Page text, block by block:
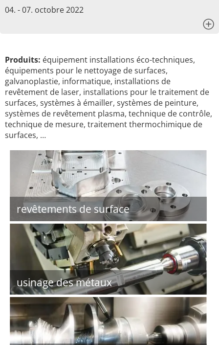
04. - 07. octobre 2022
Produits: équipement installations éco-techniques,
équipements pour le nettoyage de surfaces,
galvanoplastie, informatique, installations de
revêtement de laser, installations pour le traitement de
surfaces, systèmes à émailler, systèmes de peinture,
systèmes de revêtement plasma, technique de contrôle,
technique de mesure, traitement thermochimique de
surfaces, …
revêtements de surface
usinage des métaux